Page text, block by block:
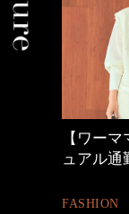
心地よ
とは
FASHION